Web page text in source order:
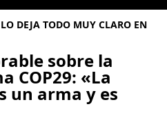
DEJA TODO MUY CLARO EN
sobre la
COP29: «La
un arma y es